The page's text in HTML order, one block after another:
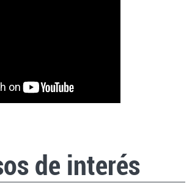
de interés